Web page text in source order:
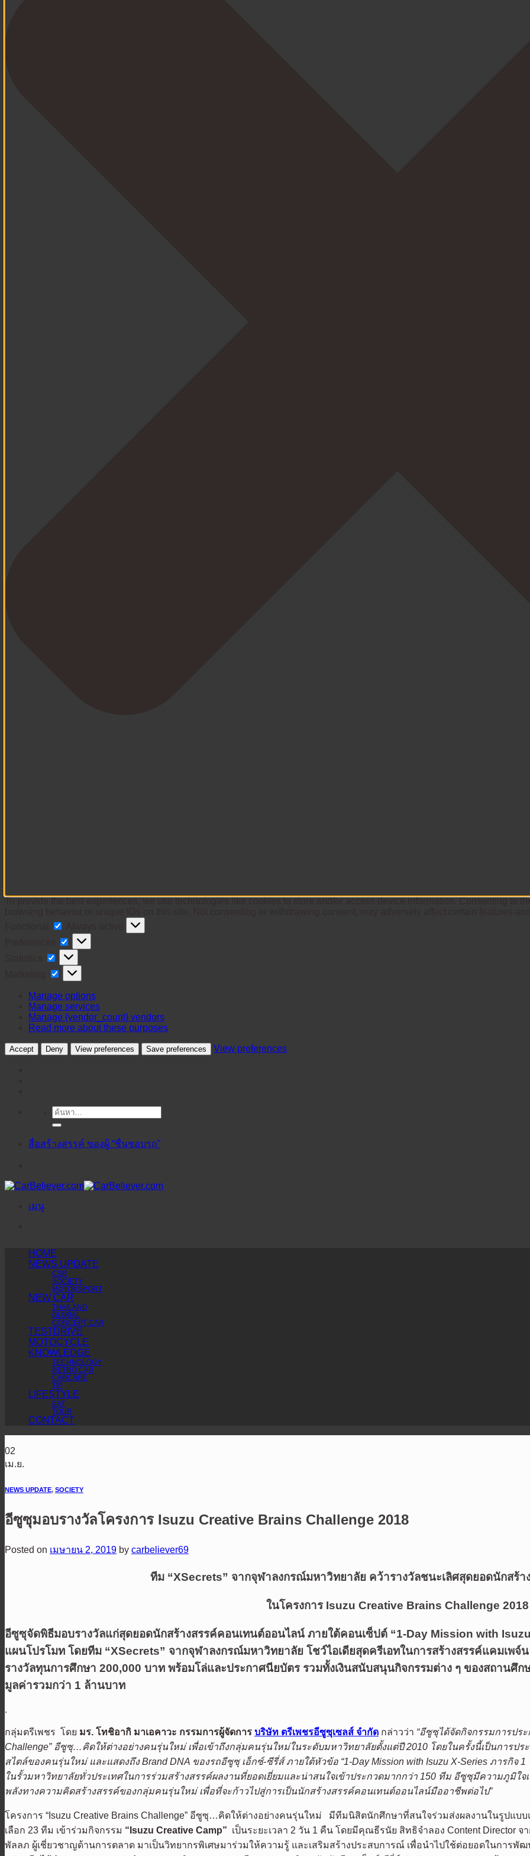
Preferences
Statistics
Marketing
Manage options
Manage services
Manage {vendor_count} vendors
Read more about these purposes
Accept Deny View preferences Save preferences View preferences
ค้นหา:
สื่อสร้างสรรค์ ของผู้ “ชื่นชอบรถ”
เมนู
HOME
NEWS UPDATE
CSR
SOCIETY
MOTORSPORT
NEW CAR
THAILAND
GLOBAL
CONCEPT CAR
TESTDRIVE
MOTOCYCLE
KNOWLEDGE
TECHNOLOGY
RETRO CAR
CARCARE
TIP
LIFESTYLE
EAT
TOUR
CONTACT
02
เม.ย.
NEWS UPDATE, SOCIETY
อีซูซุมอบรางวัลโครงการ Isuzu Creative Brains Challenge 2018
Posted on เมษายน 2, 2019 by carbeliever69
ทีม “XSecrets” จากจุฬาลงกรณ์มหาวิทยาลัย คว้ารางวัลชนะเลิศสุดยอดนักสร้
ในโครงการ Isuzu Creative Brains Challenge 2018
อีซูซุจัดพิธีมอบรางวัลแก่สุดยอดนักสร้างสรรค์คอนเทนต์ออนไลน์ ภายใต้คอนเซ็ปต์ “1-Day Mission with
แผนโปรโมท โดยทีม “XSecrets” จากจุฬาลงกรณ์มหาวิทยาลัย โชว์ไอเดียสุดครีเอทในการสร้างสรรค์แคมเ
รางวัลทุนการศึกษา 200,000 บาท พร้อมโล่และประกาศนียบัตร รวมทั้งเงินสนับสนุนกิจกรรมต่าง ๆ ของสถานศึ
มูลค่ารวมกว่า 1 ล้านบาท
.
กลุ่มตรีเพชร โดย มร. โทชิอากิ มาเอคาวะ กรรมการผู้จัดการ บริษัท ตรีเพชรอีซูซุเซลส์ จำกัด กล่าวว่า “อีซูซุได้จัดกิจกรรมการปร
Challenge” อีซูซุ…คิดให้ต่างอย่างคนรุ่นใหม่ เพื่อเข้าถึงกลุ่มคนรุ่นใหม่ในระดับมหาวิทยาลัยตั้งแต่ปี 2010 โดยในครั้งนี้เป็นการปร
สไตล์ของคนรุ่นใหม่ และแสดงถึงBrand DNA ของรถอีซูซุ เอ็กซ์-ซีรี่ส์ภายใต้หัวข้อ “1-Day Mission with Isuzu X-Series ภารกิ
ในรั้วมหาวิทยาลัยทั่วประเทศในการร่วมสร้างสรรค์ผลงานที่ยอดเยี่ยมและน่าสนใจเข้าประกวดมากกว่า 150 ทีม อีซูซุมีความภูมิใ
พลังทางความคิดสร้างสรรค์ของกลุ่มคนรุ่นใหม่ เพื่อที่จะก้าวไปสู่การเป็นนักสร้างสรรค์คอนเทนต์ออนไลน์มืออาชีพต่อไป”
โครงการ “Isuzu Creative Brains Challenge” อีซูซุ…คิดให้ต่างอย่างคนรุ่นใหม่ มีทีมนิสิตนักศึกษาที่สนใจร่วมส่งผลงานในรูป
เลือก 23 ทีม เข้าร่วมกิจกรรม “Isuzu Creative Camp” เป็นระยะเวลา 2 วัน 1 คืน โดยมีคุณธีรนัย สิทธิจำลอง Content Director
พัลลภ ผู้เชี่ยวชาญด้านการตลาด มาเป็นวิทยากรพิเศษมาร่วมให้ความรู้ และเสริมสร้างประสบการณ์ เพื่อนำไปใช้ต่อยอดในการพัฒ